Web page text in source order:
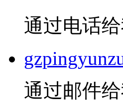
通过电话
通过邮件